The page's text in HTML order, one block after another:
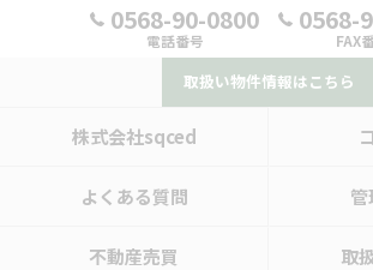
0568-90-0800
電話番号
0568-
FAX
取扱い物件情報はこちら
株式会社sqced
よくある質問
不動産売買 取